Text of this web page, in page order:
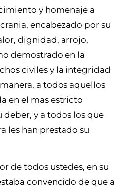
y homenaje a
encabezado por su
dignidad, arrojo,
demostrado en la
civiles y la integridad
a todos aquellos
en el mas estricto
y a todos los que
les han prestado su
de todos ustedes, en su
convencido de que a